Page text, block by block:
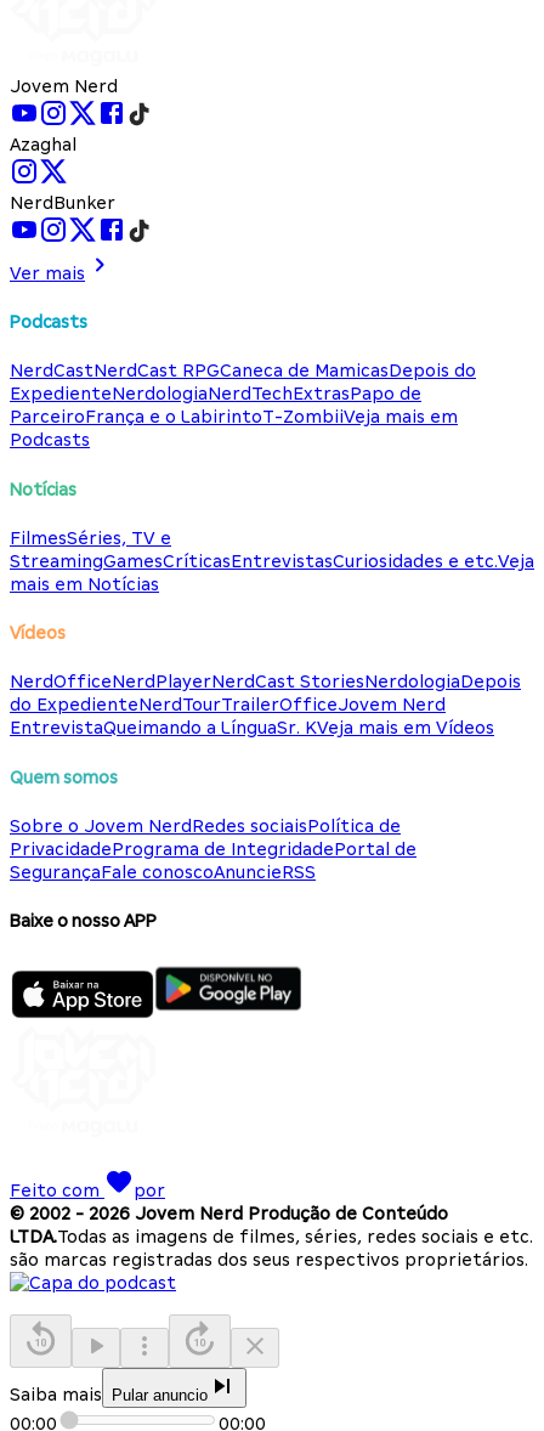
Jovem Nerd
Azaghal
NerdBunker
Ver mais
Podcasts
NerdCastNerdCast RPGCaneca de MamicasDepois do
ExpedienteNerdologiaNerdTechExtrasPapo de
ParceiroFrança e o LabirintoT-ZombiiVeja mais em
Podcasts
Notícias
FilmesSéries, TV e
StreamingGamesCríticasEntrevistasCuriosidades e etc.Veja
mais em Notícias
Vídeos
NerdOfficeNerdPlayerNerdCast StoriesNerdologiaDepois
do ExpedienteNerdTourTrailerOfficeJovem Nerd
EntrevistaQueimando a LínguaSr. KVeja mais em Vídeos
Quem somos
Sobre o Jovem NerdRedes sociaisPolítica de
PrivacidadePrograma de IntegridadePortal de
SegurançaFale conoscoAnuncieRSS
Baixe o nosso APP
Feito com
por
© 2002 - 2026 Jovem Nerd Produção de Conteúdo
LTDA.Todas as imagens de filmes, séries, redes sociais e etc.
são marcas registradas dos seus respectivos proprietários.
Saiba mais Pular anuncio
00:00 00:00